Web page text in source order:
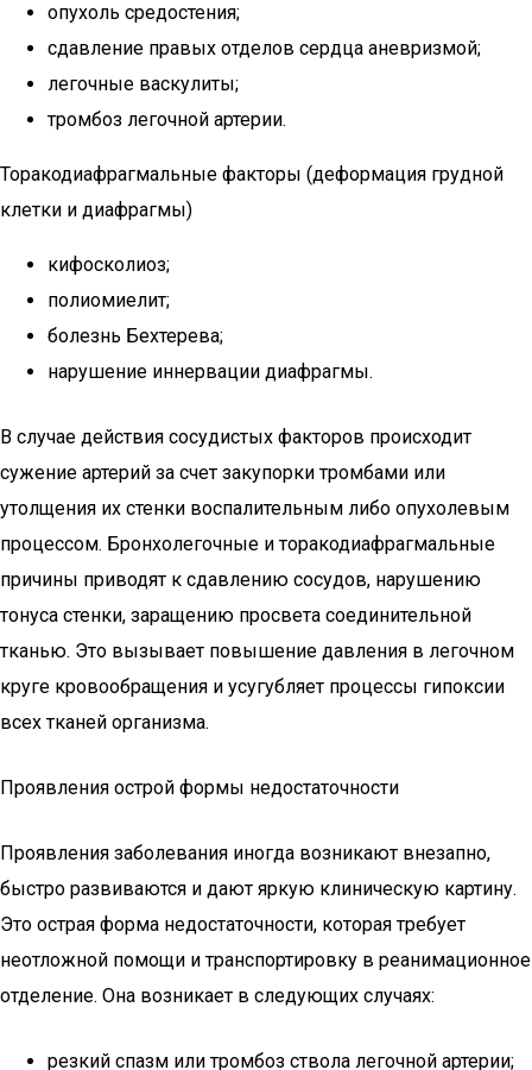
опухоль средостения;
сдавление правых отделов сердца аневризмой;
легочные васкулиты;
тромбоз легочной артерии.
Торакодиафрагмальные факторы (деформация грудной
клетки и диафрагмы)
кифосколиоз;
полиомиелит;
болезнь Бехтерева;
нарушение иннервации диафрагмы.
В случае действия сосудистых факторов происходит
сужение артерий за счет закупорки тромбами или
утолщения их стенки воспалительным либо опухолевым
процессом. Бронхолегочные и торакодиафрагмальные
причины приводят к сдавлению сосудов, нарушению
тонуса стенки, заращению просвета соединительной
тканью. Это вызывает повышение давления в легочном
круге кровообращения и усугубляет процессы гипоксии
всех тканей организма.
Проявления острой формы недостаточности
Проявления заболевания иногда возникают внезапно,
быстро развиваются и дают яркую клиническую картину.
Это острая форма недостаточности, которая требует
неотложной помощи и транспортировку в реанимационное
отделение. Она возникает в следующих случаях:
резкий спазм или тромбоз ствола легочной артерии;